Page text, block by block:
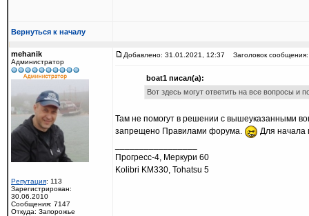
Вернуться к началу
mehanik
Администратор
Репутация: 113
Зарегистрирован:
30.06.2010
Сообщения: 7147
Откуда: Запорожье
Добавлено: 31.01.2021, 12:37 Заголовок сообщения:
boat1 писал(а):
Вот здесь могут ответить на все вопросы и
Там не помогут в решении с вышеуказанными
запрещено Правилами форума.
Для начала
Прогресс-4, Меркури 60
Kolibri KM330, Tohatsu 5